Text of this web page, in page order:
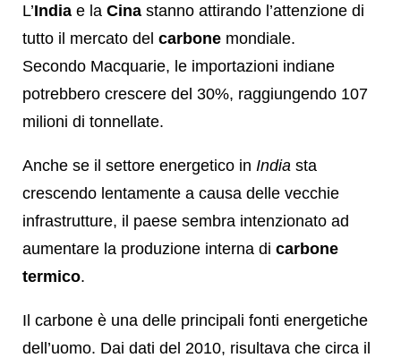
L’India e la Cina stanno attirando l’attenzione di
tutto il mercato del carbone mondiale.
Secondo Macquarie, le importazioni indiane
potrebbero crescere del 30%, raggiungendo 107
milioni di tonnellate.
Anche se il settore energetico in India sta
crescendo lentamente a causa delle vecchie
infrastrutture, il paese sembra intenzionato ad
aumentare la produzione interna di carbone
termico.
Il carbone è una delle principali fonti energetiche
dell’uomo. Dai dati del 2010, risultava che circa il